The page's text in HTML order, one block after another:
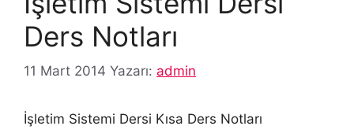
Ders Notları
11 Mart 2014 Yazarı: admin
İşletim Sistemi Dersi Kısa Ders Notları